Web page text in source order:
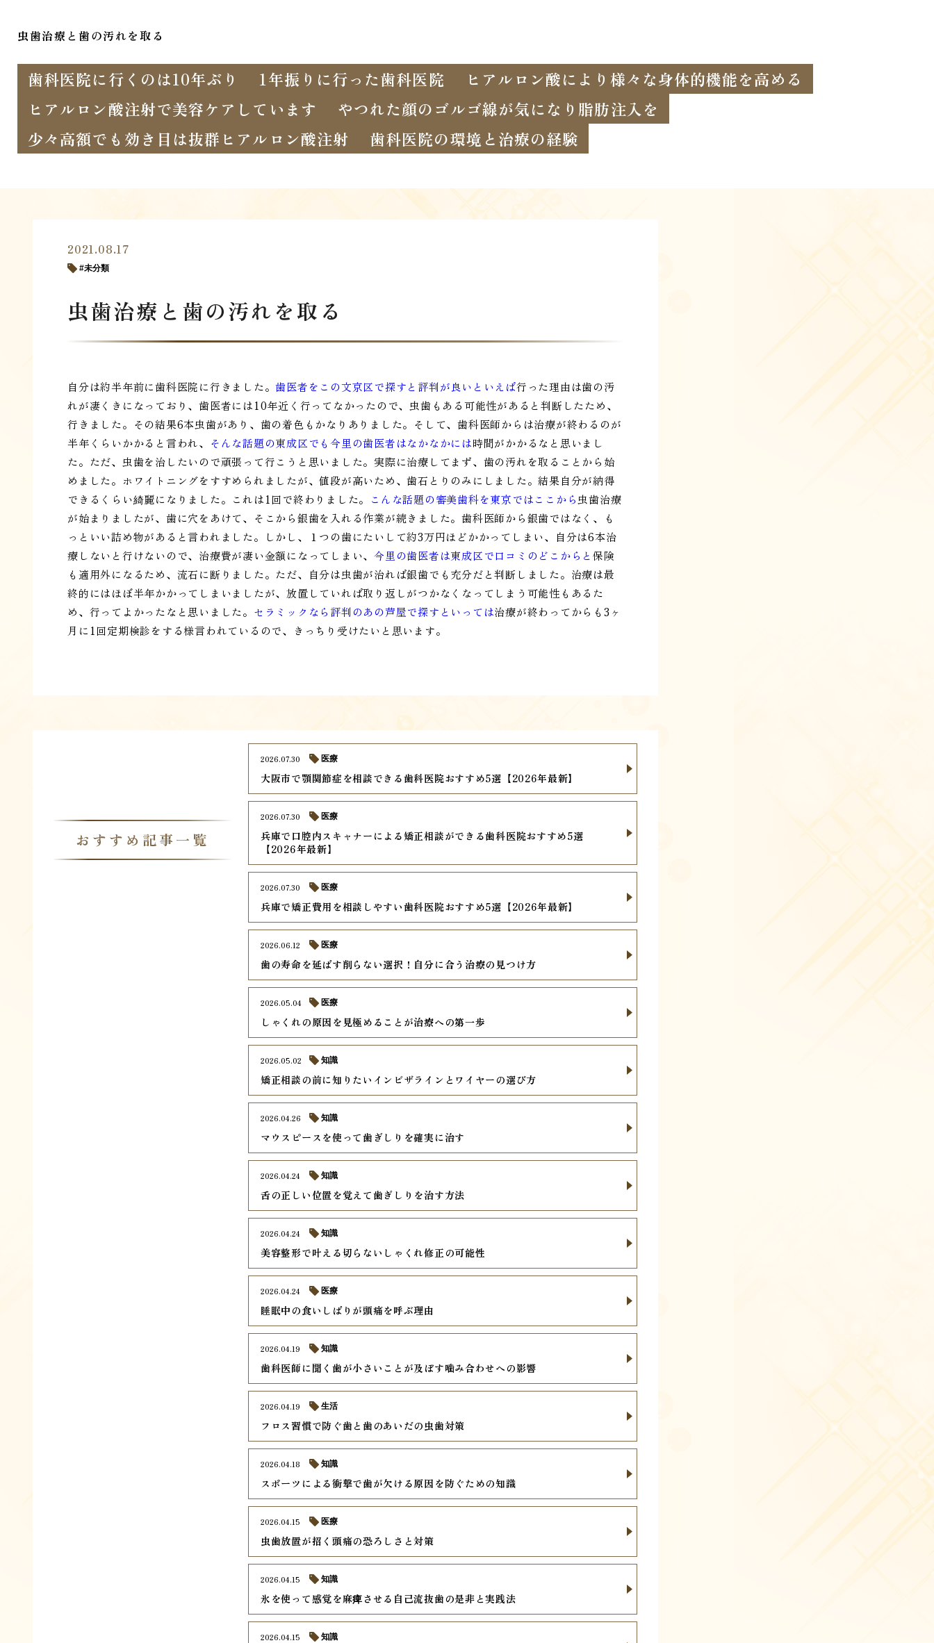
虫歯治療と歯の汚れを取る
歯科医院に行くのは10年ぶり 1年振りに行った歯科医院
ヒアルロン酸により様々な身体的機能を高める
ヒアルロン酸注射で美容ケアしています
やつれた顔のゴルゴ線が気になり脂肪注入を
少々高額でも効き目は抜群ヒアルロン酸注射
歯科医院の環境と治療の経験
2021.08.17
未分類
虫歯治療と歯の汚れを取る
自分は約半年前に歯科医院に行きました。歯医者をこの文京区で探すと評判が良いといえば行った理由は歯の汚
れが凄くきになっており、歯医者には10年近く行ってなかったので、虫歯もある可能性があると判断したため、
行きました。その結果6本虫歯があり、歯の着色もかなりありました。そして、歯科医師からは治療が終わるのが
半年くらいかかると言われ、
そんな話題の東成区でも今里の歯医者はなかなかには時間がかかるなと思いまし
た。ただ、虫歯を治したいので頑張って行こうと思いました。実際に治療してまず、歯の汚れを取ることから始
めました。ホワイトニングをすすめられましたが、値段が高いため、歯石とりのみにしました。結果自分が納得
できるくらい綺麗になりました。これは1回で終わりました。
こんな話題の審美歯科を東京ではここから 虫歯治療
が始まりましたが、歯に穴をあけて、そこから銀歯を入れる作業が続きました。歯科医師から銀歯ではなく、も
っといい詰め物があると言われました。しかし、１つの歯にたいして約3万円ほどかかってしまい、自分は6本治
療しないと行けないので、治療費が凄い金額になってしまい、 今里の歯医者は東成区で口コミのどこからと 保険
も適用外になるため、流石に断りました。ただ、自分は虫歯が治れば銀歯でも充分だと判断しました。治療は最
終的にはほぼ半年かかってしまいましたが、放置していれば取り返しがつかなくなってしまう可能性もあるた
め、行ってよかったなと思いました。 セラミックなら評判のあの芦屋で探すといっては治療が終わってからも3ヶ
月に1回定期検診をする様言われているので、きっちり受けたいと思います。
おすすめ記事一覧
大阪市で顎関節症を相談できる歯科医院おすすめ5選【2026年最新】
2026.07.30 医療
兵庫で口腔内スキャナーによる矯正相談ができる歯科医院おすすめ5選
【2026年最新】
2026.07.30 医療
兵庫で矯正費用を相談しやすい歯科医院おすすめ5選【2026年最新】
2026.07.30 医療
歯の寿命を延ばす削らない選択！自分に合う治療の見つけ方
2026.06.12 医療
しゃくれの原因を見極めることが治療への第一歩
2026.05.04 医療
矯正相談の前に知りたいインビザラインとワイヤーの選び方
2026.05.02 知識
マウスピースを使って歯ぎしりを確実に治す
2026.04.26 知識
舌の正しい位置を覚えて歯ぎしりを治す方法
2026.04.24 知識
美容整形で叶える切らないしゃくれ修正の可能性
2026.04.24 知識
睡眠中の食いしばりが頭痛を呼ぶ理由
2026.04.24 医療
歯科医師に聞く歯が小さいことが及ぼす噛み合わせへの影響
2026.04.19 知識
フロス習慣で防ぐ歯と歯のあいだの虫歯対策
2026.04.19 生活
スポーツによる衝撃で歯が欠ける原因を防ぐための知識
2026.04.18 知識
虫歯放置が招く頭痛の恐ろしさと対策
2026.04.15 医療
氷を使って感覚を麻痺させる自己流抜歯の是非と実践法
2026.04.15 知識
2026.04.15 知識